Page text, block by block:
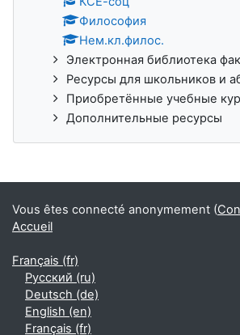
Философия
Нем.кл.филос.
Электронная библиотека
Ресурсы для школьников и
Приобретённые учебные
Дополнительные ресурсы
Vous êtes connecté anonymement (
Accueil
Français ‎(fr)‎
Русский ‎(ru)‎
Deutsch ‎(de)‎
English ‎(en)‎
Français ‎(fr)‎